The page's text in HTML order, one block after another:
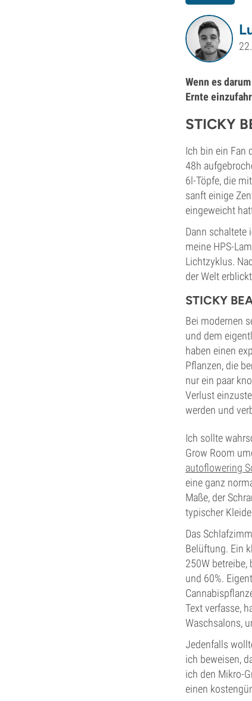
Wenn es
Ernte
STICKY
Ich bin ein Fan
48h
6l-Töpfe, die
sanft einige
eingeweicht
Dann schaltete
meine HPS-
Lichtzyklus.
der Welt
STICKY
Bei modernen
und dem
haben einen
Pflanzen, die
nur ein paar
Verlust
werden und
Ich sollte
Grow Room
autoflowering
eine ganz
Maße, der
typischer
Das
Belüftung. Ein
250W
und 60%.
Text verfasse,
Waschsalons,
Jedenfalls
ich beweisen,
ich den Mikro-
einen